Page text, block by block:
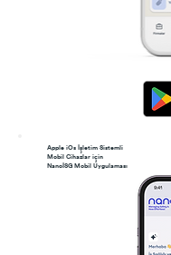
Apple iOs İşletim Sistemli
Mobil Cihazlar için
NanoİSG Mobil Uygulaması